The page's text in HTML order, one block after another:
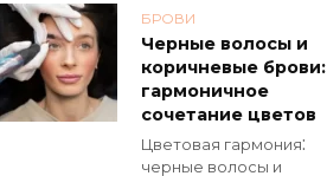
БРОВИ
Черные волосы и
коричневые брови:
гармоничное
сочетание цветов
Цветовaя гаpмония⁚
черныe волосы и